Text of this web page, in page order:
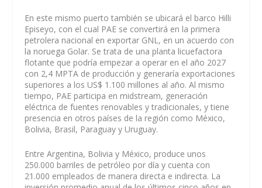
En este mismo puerto también se ubicará el barco Hilli
Episeyo, con el cual PAE se convertirá en la primera
petrolera nacional en exportar GNL, en un acuerdo con
la noruega Golar. Se trata de una planta licuefactora
flotante que podría empezar a operar en el año 2027
con 2,4 MPTA de producción y generaría exportaciones
superiores a los US$ 1.100 millones al año. Al mismo
tiempo, PAE participa en midstream, generación
eléctrica de fuentes renovables y tradicionales, y tiene
presencia en otros países de la región como México,
Bolivia, Brasil, Paraguay y Uruguay.
Entre Argentina, Bolivia y México, produce unos
250.000 barriles de petróleo por día y cuenta con
21.000 empleados de manera directa e indirecta. La